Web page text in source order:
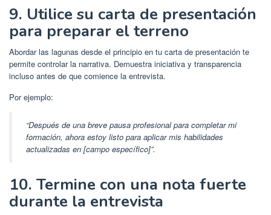
9. Utilice su carta de presentación
para preparar el terreno
Abordar las lagunas desde el principio en tu carta de presentación te
permite controlar la narrativa. Demuestra iniciativa y transparencia
incluso antes de que comience la entrevista.
Por ejemplo:
“Después de una breve pausa profesional para completar mi
formación, ahora estoy listo para aplicar mis habilidades
actualizadas en [campo específico]”.
10. Termine con una nota fuerte
durante la entrevista